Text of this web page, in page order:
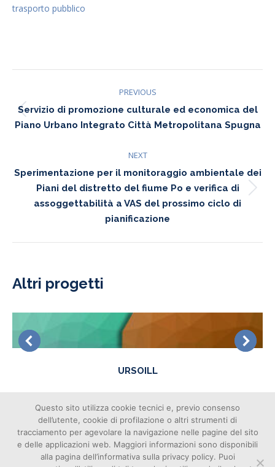
trasporto pubblico
navigation
PREVIOUS
Previous
project:
Servizio di promozione culturale ed economica del
Piano Urbano Integrato Città Metropolitana Spugna
NEXT
Next
project:
Sperimentazione per il monitoraggio ambientale dei
Piani del distretto del fiume Po e verifica di
assoggettabilità a VAS del prossimo ciclo di
pianificazione
Altri progetti
URSOILL
Questo sito utilizza cookie tecnici e, previo consenso
dell’utente, cookie di profilazione o altri strumenti di
tracciamento per agevolare la navigazione nelle pagine del sito
e delle applicazioni web. Maggiori informazioni sono disponibili
alla pagina dell’informativa sulla privacy policy. Puoi